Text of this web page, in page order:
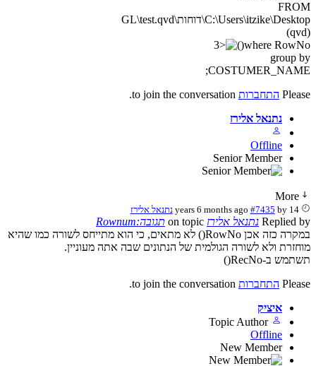
FROM
C:\Users\itzike\Desktop\דוחות\GL\test.qvd
(qvd)
where RowNo()
group by
COSTUMER_NAME;
Please התחברות
נתנאל אלירז
Offline
Senior Member
More
14 years 6 months ago
#7435 by נתנאל אלירז
Replied by נתנאל אלירז
תגובה:Rownum
במקרה כזה אכן RowNo() לא מתאים, כי הוא מתייחס לשורה כמו שהיא
מוחזרת ולא לשורה הגולמית של הנתונים שבה אתה מעוניין.
תשתמש ב-RecNo()
Please התחברות
איציק
Topic Author
Offline
New Member